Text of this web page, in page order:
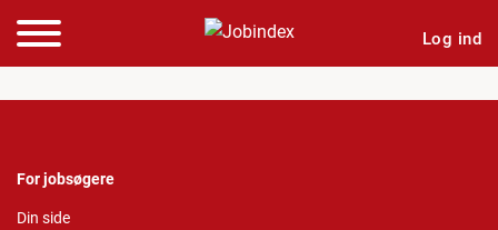
Log ind
For jobsøgere
Din side